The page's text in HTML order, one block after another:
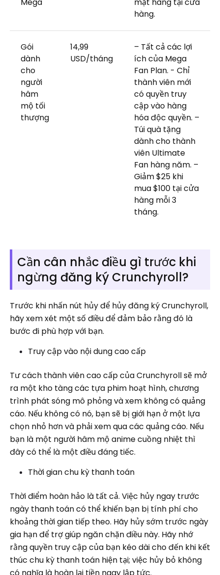
Mega
mặt hàng tại cửa
hàng.
Gói
dành
cho
người
hâm
mộ tối
thượng
14,99
USD/tháng
– Tất cả các lợi
ích của Mega
Fan Plan. - Chỉ
thành viên mới
có quyền truy
cập vào hàng
hóa độc quyền. –
Túi quà tặng
dành cho thành
viên Ultimate
Fan hàng năm. –
Giảm $25 khi
mua $100 tại cửa
hàng mỗi 3
tháng.
Cần cân nhắc điều gì trước khi
ngừng đăng ký Crunchyroll?
Trước khi nhấn nút hủy để hủy đăng ký Crunchyroll,
hãy xem xét một số điều để đảm bảo rằng đó là
bước đi phù hợp với bạn.
Truy cập vào nội dung cao cấp
Tư cách thành viên cao cấp của Crunchyroll sẽ mở
ra một kho tàng các tựa phim hoạt hình, chương
trình phát sóng mô phỏng và xem không có quảng
cáo. Nếu không có nó, bạn sẽ bị giới hạn ở một lựa
chọn nhỏ hơn và phải xem qua các quảng cáo. Nếu
bạn là một người hâm mộ anime cuồng nhiệt thì
đây có thể là một điều đáng tiếc.
Thời gian chu kỳ thanh toán
Thời điểm hoàn hảo là tất cả. Việc hủy ngay trước
ngày thanh toán có thể khiến bạn bị tính phí cho
khoảng thời gian tiếp theo. Hãy hủy sớm trước ngày
gia hạn để trợ giúp ngăn chặn điều này. Hãy nhớ
rằng quyền truy cập của bạn kéo dài cho đến khi kết
thúc chu kỳ thanh toán hiện tại; việc hủy bỏ không